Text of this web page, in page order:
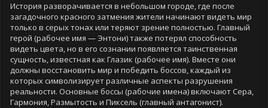
История разворачивается в небольшом городе, где после
загадочного красного затмения жители начинают видеть мир
только в серых тонах или теряют зрение полностью. Главный
герой (рабочее имя — Энтони) также потерял способность
видеть цвета, но в его сознании появляется таинственная
сущность, известная как Глазик (рабочее имя). Вместе они
должны восстановить мир и победить боссов, каждый из
которых символизирует различные аспекты разрушения
реальности. Основные боссы (рабочие имена) включают Сера,
Гармония, Размытость и Пиксель (главный антагонист).